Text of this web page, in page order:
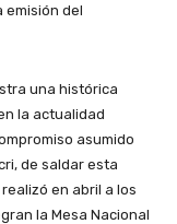
emisión del
una histórica
la actualidad
asumido
de saldar esta
en abril a los
la Mesa Nacional